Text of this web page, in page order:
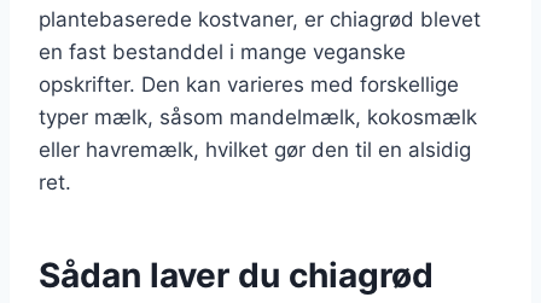
plantebaserede kostvaner, er chiagrød blevet
en fast bestanddel i mange veganske
opskrifter. Den kan varieres med forskellige
typer mælk, såsom mandelmælk, kokosmælk
eller havremælk, hvilket gør den til en alsidig
ret.
Sådan laver du chiagrød